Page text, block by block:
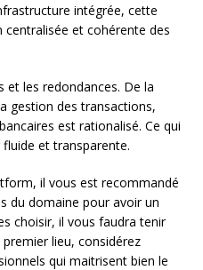
intégrée, cette
et cohérente des
et les redondances. De la
gestion des transactions,
est rationalisé. Ce qui
et transparente.
il vous est recommandé
du domaine pour avoir un
choisir, il vous faudra tenir
lieu, considérez
qui maitrisent bien le